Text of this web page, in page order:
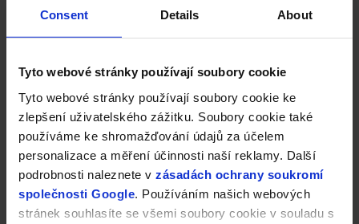
Consent Details About
Tyto webové stránky používají soubory cookie
Tyto webové stránky používají soubory cookie ke
zlepšení uživatelského zážitku. Soubory cookie také
používáme ke shromažďování údajů za účelem
personalizace a měření účinnosti naší reklamy. Další
podrobnosti naleznete v zásadách ochrany soukromí
společnosti Google . Používáním našich webových
stránek souhlasíte se všemi soubory cookie v souladu s
bazarovou
nabídku a sáhni po Minecraftu nebo jiné hře,
která je sice staršího data vydání, ale neubírá jí to nic na dávce
plánování při dosahování cílů, jeho hraní dokáže zlepšit logické
uvažování a školy některé z jeho specielních verzí využívají
například pro výuku matematiky, historie, atd. Nevěříš? Mrkni na
Minecraft Education Edition a nech se přesvědčit o tom, že i hraní
videoher může mít skutečný přínos.